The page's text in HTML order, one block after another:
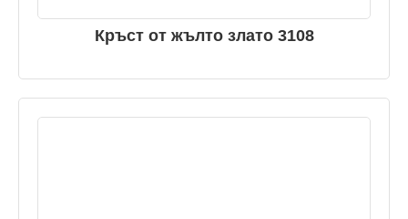
Кръст от жълто злато 3108